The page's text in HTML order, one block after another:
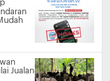
Jualan